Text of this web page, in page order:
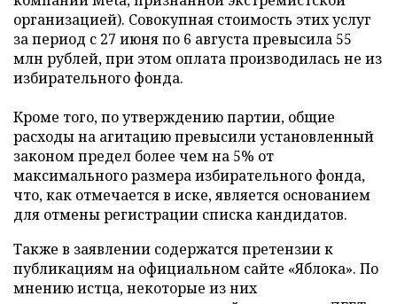
организацией). Совокупная стоимость этих услуг
за период с 27 июня по 6 августа превысила 55
млн рублей, при этом оплата производилась не из
избирательного фонда.
Кроме того, по утверждению партии, общие
расходы на агитацию превысили установленный
законом предел более чем на 5% от
максимального размера избирательного фонда,
что, как отмечается в иске, является основанием
для отмены регистрации списка кандидатов.
Также в заявлении содержатся претензии к
публикациям на официальном сайте «Яблока». По
мнению истца, некоторые из них